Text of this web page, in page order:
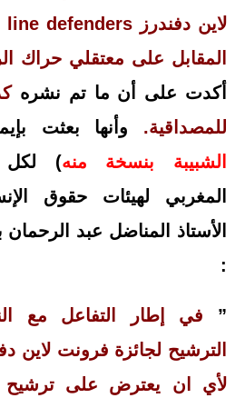
المقابل على معتقلي حراك
أكدت على أن ما تم نشره
للمصداقية. وأنها بعثت
الشبيبة بنسخة منه) لكل
المغربي لهيئات حقوق
الأستاذ المناضل عبد
:
” في إطار التفاعل مع
الترشيح لجائزة فرونت لاين
لأي ان يعترض على ترشيح